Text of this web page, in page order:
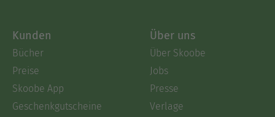
Kunden
Bücher
Preise
Skoobe App
Geschenkgutscheine
Über uns
Über Skoobe
Jobs
Presse
Verlage